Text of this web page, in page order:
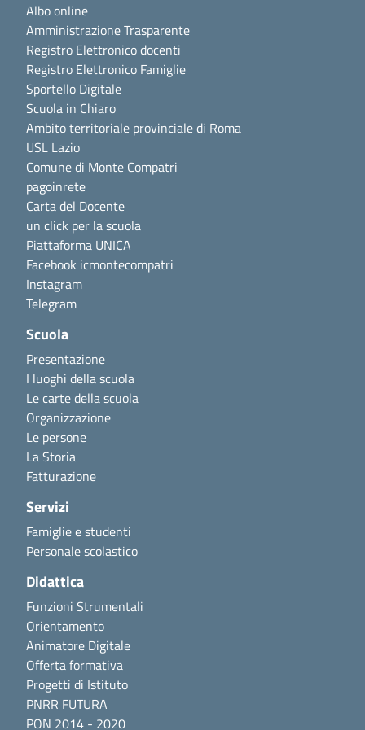
Albo online
Amministrazione Trasparente
Registro Elettronico docenti
Registro Elettronico Famiglie
Sportello Digitale
Scuola in Chiaro
Ambito territoriale provinciale di Roma
USL Lazio
Comune di Monte Compatri
pagoinrete
Carta del Docente
un click per la scuola
Piattaforma UNICA
Facebook icmontecompatri
Instagram
Telegram
Scuola
Presentazione
I luoghi della scuola
Le carte della scuola
Organizzazione
Le persone
La Storia
Fatturazione
Servizi
Famiglie e studenti
Personale scolastico
Didattica
Funzioni Strumentali
Orientamento
Animatore Digitale
Offerta formativa
Progetti di Istituto
PNRR FUTURA
PON 2014 - 2020